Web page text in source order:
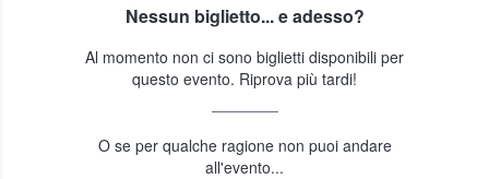
Nessun biglietto... e adesso?
Al momento non ci sono biglietti disponibili per
questo evento. Riprova più tardi!
O se per qualche ragione non puoi andare
all'evento...